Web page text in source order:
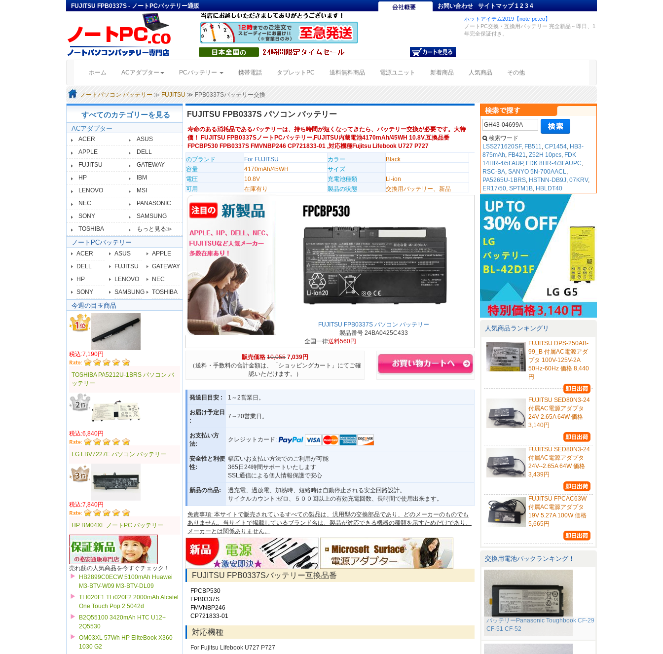
FUJITSU FPB0337S - ノートPCバッテリー通販 お問い合わせ サイトマップ 1234
ホットアイテム2019【note-pc.co】
ノートPC交換・互換用バッテリー 完全新品～即日、1
年完全保証付き。
ホーム (current)ACアダプター PCバッテリー 携帯電話 タブレットPC 送料無料商品 電源ユニット 新着商品 人気商品 その他
ノートパソコン バッテリー ≫ FUJITSU ≫ FPB0337Sバッテリー交換
すべてのカテゴリーを見る
ACアダプター
ACER
ASUS
APPLE
DELL
FUJITSU
GATEWAY
HP
IBM
LENOVO
MSI
NEC
PANASONIC
SONY
SAMSUNG
TOSHIBA
もっと見る≫
ノートPCバッテリー
ACER ASUS
APPLE
DELL
FUJITSU
GATEWAY
HP
LENOVO
NEC
SONY
SAMSUNG TOSHIBA
今週の目玉商品
税込:7,190円
TOSHIBA PA5212U-1BRS パソコン バ
ッテリー
税込:6,840円
LG LBV7227E パソコン バッテリー
税込:7,840円
HP BM04XL ノートPC バッテリー
売れ筋の人気商品を今すぐチェック！
HB2899C0ECW 5100mAh Huawei
M3-BTV-W09 M3-BTV-DL09
TLI020F1 TLi020F2 2000mAh Alcatel
One Touch Pop 2 5042d
B2Q55100 3420mAh HTC U12+
2Q5530
OM03XL 57Wh HP EliteBook X360
1030 G2
FUJITSU FPB0337S パソコン バッテリー
寿命のある消耗品であるバッテリーは、持ち時間が短くなってきたら、バッテリー交換が必要です。大特
価！ FUJITSU FPB0337SノートPCバッテリー,FUJITSU内蔵電池4170mAh/45WH 10.8V,互換品番
FPCBP530 FPB0337S FMVNBP246 CP721833-01 ,対応機種Fujitsu Lifebook U727 P727
のブランド
For FUJITSU カラー
Black
容量
4170mAh/45WH
サイズ
電圧
10.8V 充電池種類
Li-ion
可用
在庫有り 製品の状態 交換用バッテリー、新品
FUJITSU FPB0337S パソコン バッテリー
製品番号 24BA0425C433
全国一律送料560円
販売価格 10,055 7,039円
（送料・手数料の合計金額は、「ショッピングカート」にてご確
認いただけます。）
発送日目安 : 1～2営業日。
お届け予定日
:
7～20営業日。
お支払い方
法:
クレジットカード:
安全性と利便
性:
幅広いお支払い方法でのご利用が可能
365日24時間サポートいたします
SSL通信による個人情報保護で安心
新品の出品:
過充電、過放電、加熱時、短絡時は自動停止される安全回路設計。
サイクルカウント:ゼロ、５００回以上の有効充電回数、長時間で使用出来ます。
免責事項: 本サイトで販売されているすべての製品は、汎用型の交換部品であり、どのメーカーのものでも
ありません。当サイトで掲載しているブランド名は、製品が対応できる機器の種類を示すためだけであり、
メーカーとは関係ありません。
FUJITSU FPB0337Sバッテリー互換品番
FPCBP530
FPB0337S
FMVNBP246
CP721833-01
対応機種
For Fujitsu Lifebook U727 P727
検索ワード
LSS271620SF, FB511,CP1454, HB3-
875mAh, FB421,Z52H 10pcs, FDK
14HR-4/5FAUP, FDK 8HR-4/3FAUPC,
RSC-BA,SANYO 5N-700AACL,
PA5265U-1BRS, HSTNN-DB9J,07KRV,
ER17/50,SPTM1B, HBLDT40
人気商品ランキングリ
FUJITSU DPS-250AB-
99_B 付属AC電源アダ
プタ 100V-125V-2A
50Hz-60Hz 価格 8,440
円
FUJITSU SED80N3-24
付属AC電源アダプタ
24V 2.65A 64W 価格
3,140円
FUJITSU SED80N3-24
付属AC電源アダプタ
24V--2.65A 64W 価格
3,439円
FUJITSU FPCAC63W
付属AC電源アダプタ
19V 5.27A 100W 価格
5,665円
交換用電池パックランキング！
バッテリーPanasonic Toughbook CF-29
CF-51 CF-52